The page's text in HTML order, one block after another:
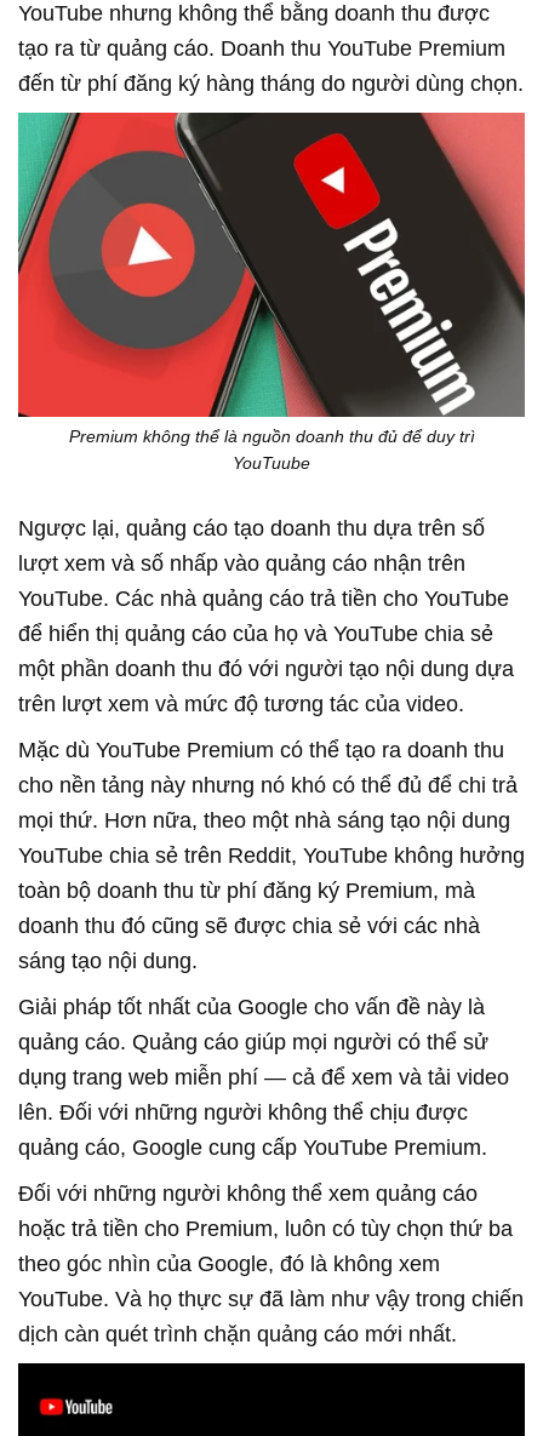
YouTube nhưng không thể bằng doanh thu được
tạo ra từ quảng cáo. Doanh thu YouTube Premium
đến từ phí đăng ký hàng tháng do người dùng chọn.
Premium không thể là nguồn doanh thu đủ để duy trì
YouTuube
Ngược lại, quảng cáo tạo doanh thu dựa trên số
lượt xem và số nhấp vào quảng cáo nhận trên
YouTube. Các nhà quảng cáo trả tiền cho YouTube
để hiển thị quảng cáo của họ và YouTube chia sẻ
một phần doanh thu đó với người tạo nội dung dựa
trên lượt xem và mức độ tương tác của video.
Mặc dù YouTube Premium có thể tạo ra doanh thu
cho nền tảng này nhưng nó khó có thể đủ để chi trả
mọi thứ. Hơn nữa, theo một nhà sáng tạo nội dung
YouTube chia sẻ trên Reddit, YouTube không hưởng
toàn bộ doanh thu từ phí đăng ký Premium, mà
doanh thu đó cũng sẽ được chia sẻ với các nhà
sáng tạo nội dung.
Giải pháp tốt nhất của Google cho vấn đề này là
quảng cáo. Quảng cáo giúp mọi người có thể sử
dụng trang web miễn phí — cả để xem và tải video
lên. Đối với những người không thể chịu được
quảng cáo, Google cung cấp YouTube Premium.
Đối với những người không thể xem quảng cáo
hoặc trả tiền cho Premium, luôn có tùy chọn thứ ba
theo góc nhìn của Google, đó là không xem
YouTube. Và họ thực sự đã làm như vậy trong chiến
dịch càn quét trình chặn quảng cáo mới nhất.